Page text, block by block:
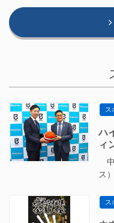
ス
ハ
ィ
中
ス
ス